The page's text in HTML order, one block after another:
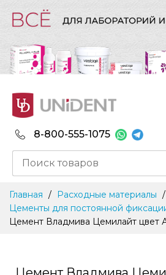
8-800-555-1075
Content
Главная Расходные материалы
Цементы для постоянной
Цемент Владмива Цемилайт цвет